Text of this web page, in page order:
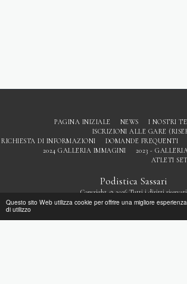
Questo sito Web utilizza cookie per offrire una migliore esperienza
di utilizzo
Podistica Sassari
Copyright © 2026 Tutti i diritti riservati
Privacy
PAGINA INIZIALE NEWS I NOSTRI
ISCRIZIONI ALLE GARE
RICHIESTA DI INFORMAZIONI
DOMANDE FREQUENTI
2024 GALLERIA IMMAGINI
2023 -
ATLETI